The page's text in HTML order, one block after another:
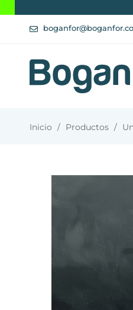
Inicio Productos